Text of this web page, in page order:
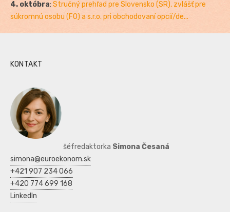
4. októbra: Stručný prehľad pre Slovensko (SR), zvlášť pre
súkromnú osobu (FO) a s.r.o. pri obchodovaní opcií/de...
KONTAKT
šéfredaktorka Simona Česaná
simona@euroekonom.sk
+421 907 234 066
+420 774 699 168
LinkedIn